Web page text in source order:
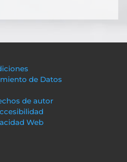
de Datos
de autor
Web